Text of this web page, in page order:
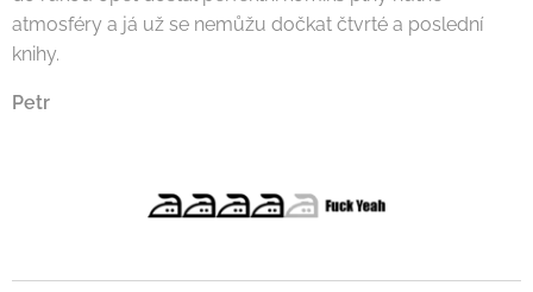
atmosféry a já už se nemůžu dočkat čtvrté a poslední
knihy.
Petr